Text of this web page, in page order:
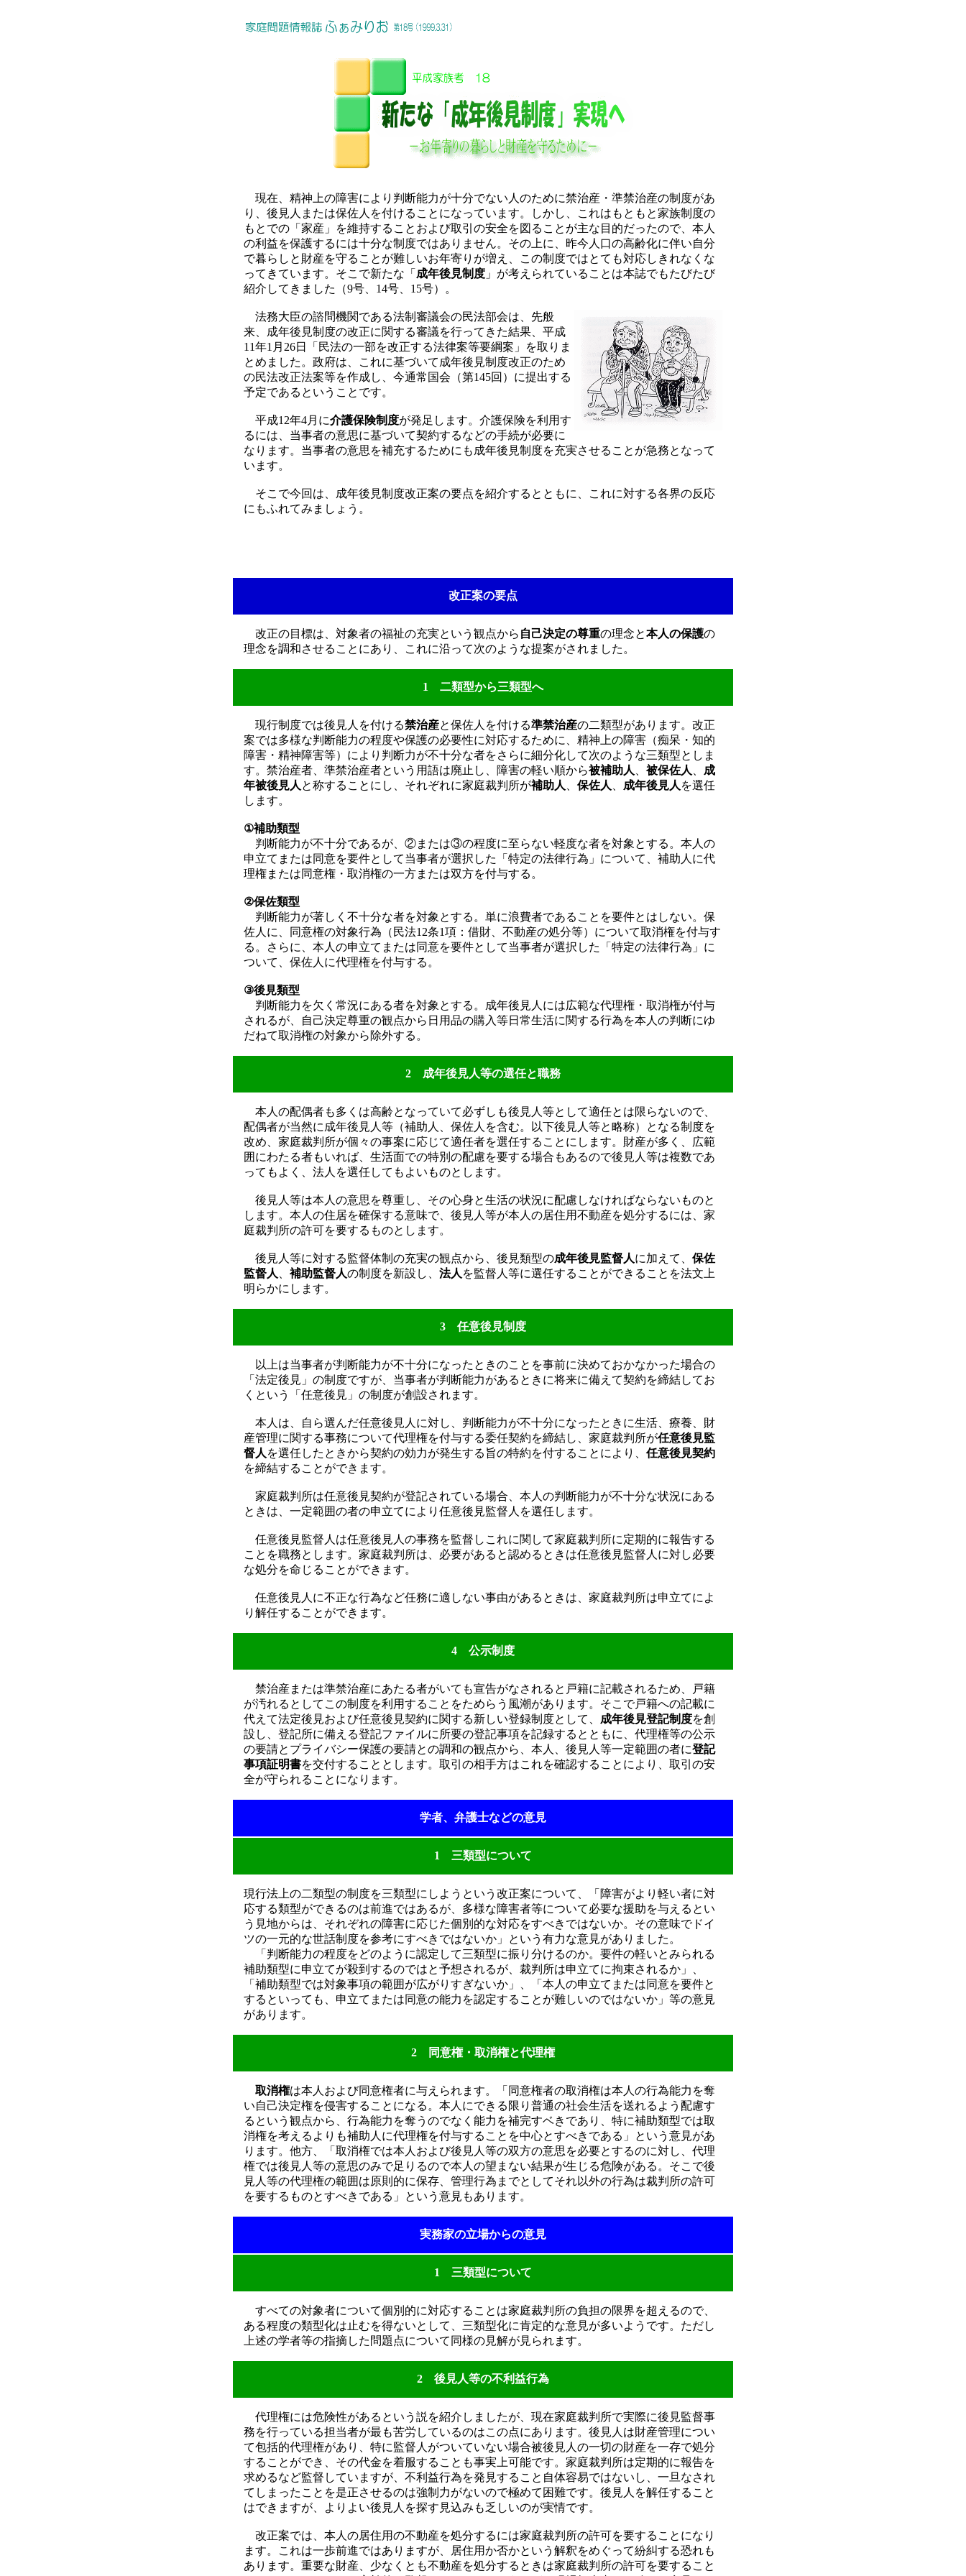
現在、精神上の障害により判断能力が十分でない人のために禁治産・準禁治産の制度があ
り、後見人または保佐人を付けることになっています。しかし、これはもともと家族制度の
もとでの「家産」を維持することおよび取引の安全を図ることが主な目的だったので、本人
の利益を保護するには十分な制度ではありません。その上に、昨今人口の高齢化に伴い自分
で暮らしと財産を守ることが難しいお年寄りが増え、この制度ではとても対応しきれなくな
ってきています。そこで新たな「 成年後見制度 」が考えられていることは本誌でもたびたび
紹介してきました（9号、14号、15号）。
法務大臣の諮問機関である法制審議会の民法部会は、先般
来、成年後見制度の改正に関する審議を行ってきた結果、平成
11年1月26日「民法の一部を改正する法律案等要綱案」を取りま
とめました。政府は、これに基づいて成年後見制度改正のため
の民法改正法案等を作成し、今通常国会（第145回）に提出する
予定であるということです。
平成12年4月に介護保険制度が発足します。介護保険を利用す
るには、当事者の意思に基づいて契約するなどの手続が必要に
なります。当事者の意思を補充するためにも成年後見制度を充実させることが急務となって
います。
そこで今回は、成年後見制度改正案の要点を紹介するとともに、これに対する各界の反応
にもふれてみましょう。
改正案の要点
改正の目標は、対象者の福祉の充実という観点から 自己決定の尊重の理念と本人の保護の
理念を調和させることにあり、これに沿って次のような提案がされました。
1 二類型から三類型へ
現行制度では後見人を付ける禁治産と保佐人を付ける準禁治産の二類型があります。改正
案では多様な判断能力の程度や保護の必要性に対応するために、精神上の障害（痴呆・知的
障害・精神障害等）により判断力が不十分な者をさらに細分化して次のような三類型としま
す。禁治産者、準禁治産者という用語は廃止し、障害の軽い順から被補助人 被保佐人
成
年被後見人 と称することにし、それぞれに家庭裁判所が補助人 保佐人 成年後見人 を選任
します。
①補助類型
判断能力が不十分であるが、②または③の程度に至らない軽度な者を対象とする。本人の
申立てまたは同意を要件として当事者が選択した「特定の法律行為」について、補助人に代
理権または同意権・取消権の一方または双方を付与する。
②保佐類型
判断能力が著しく不十分な者を対象とする。単に浪費者であることを要件とはしない。保
佐人に、同意権の対象行為（民法12条1項：借財、不動産の処分等）について取消権を付与す
る。さらに、本人の申立てまたは同意を要件として当事者が選択した「特定の法律行為」に
ついて、保佐人に代理権を付与する。
③後見類型
判断能力を欠く常況にある者を対象とする。成年後見人には広範な代理権・取消権が付与
されるが、自己決定尊重の観点から日用品の購入等日常生活に関する行為を本人の判断にゆ
だねて取消権の対象から除外する。
2 成年後見人等の選任と職務
本人の配偶者も多くは高齢となっていて必ずしも後見人等として適任とは限らないので、
配偶者が当然に成年後見人等（補助人、保佐人を含む。以下後見人等と略称）となる制度を
改め、家庭裁判所が個々の事案に応じて適任者を選任することにします。財産が多く、広範
囲にわたる者もいれば、生活面での特別の配慮を要する場合もあるので後見人等は複数であ
ってもよく、法人を選任してもよいものとします。
後見人等は本人の意思を尊重し、その心身と生活の状況に配慮しなければならないものと
します。本人の住居を確保する意味で、後見人等が本人の居住用不動産を処分するには、家
庭裁判所の許可を要するものとします。
後見人等に対する監督体制の充実の観点から、後見類型の成年後見監督人に加えて、 保佐
監督人
補助監督人の制度を新設し、 法人 を監督人等に選任することができることを法文上
明らかにします。
3 任意後見制度
以上は当事者が判断能力が不十分になったときのことを事前に決めておかなかった場合の
「法定後見」の制度ですが、当事者が判断能力があるときに将来に備えて契約を締結してお
くという「任意後見」の制度が創設されます。
本人は、自ら選んだ任意後見人に対し、判断能力が不十分になったときに生活、療養、財
産管理に関する事務について代理権を付与する委任契約を締結し、家庭裁判所が任意後見監
督人 を選任したときから契約の効力が発生する旨の特約を付することにより、 任意後見契約
を締結することができます。
家庭裁判所は任意後見契約が登記されている場合、本人の判断能力が不十分な状況にある
ときは、一定範囲の者の申立てにより任意後見監督人を選任します。
任意後見監督人は任意後見人の事務を監督しこれに関して家庭裁判所に定期的に報告する
ことを職務とします。家庭裁判所は、必要があると認めるときは任意後見監督人に対し必要
な処分を命じることができます。
任意後見人に不正な行為など任務に適しない事由があるときは、家庭裁判所は申立てによ
り解任することができます。
4 公示制度
禁治産または準禁治産にあたる者がいても宣告がなされると戸籍に記載されるため、戸籍
が汚れるとしてこの制度を利用することをためらう風潮があります。そこで戸籍への記載に
代えて法定後見および任意後見契約に関する新しい登録制度として、 成年後見登記制度を創
設し、登記所に備える登記ファイルに所要の登記事項を記録するとともに、代理権等の公示
の要請とプライバシー保護の要請との調和の観点から、本人、後見人等一定範囲の者に登記
事項証明書を交付することとします。取引の相手方はこれを確認することにより、取引の安
全が守られることになります。
学者、弁護士などの意見
1 三類型について
現行法上の二類型の制度を三類型にしようという改正案について、「障害がより軽い者に対
応する類型ができるのは前進ではあるが、多様な障害者等について必要な援助を与えるとい
う見地からは、それぞれの障害に応じた個別的な対応をすべきではないか。その意味でドイ
ツの一元的な世話制度を参考にすべきではないか」という有力な意見がありました。
「判断能力の程度をどのように認定して三類型に振り分けるのか。要件の軽いとみられる
補助類型に申立てが殺到するのではと予想されるが、裁判所は申立てに拘束されるか」、
「補助類型では対象事項の範囲が広がりすぎないか」、「本人の申立てまたは同意を要件と
するといっても、申立てまたは同意の能力を認定することが難しいのではないか」等の意見
があります。
2 同意権・取消権と代理権
取消権は本人および同意権者に与えられます。「同意権者の取消権は本人の行為能力を奪
い自己決定権を侵害することになる。本人にできる限り普通の社会生活を送れるよう配慮す
るという観点から、行為能力を奪うのでなく能力を補完すベきであり、特に補助類型では取
消権を考えるよりも補助人に代理権を付与することを中心とすべきである」という意見があ
ります。他方、「取消権では本人および後見人等の双方の意思を必要とするのに対し、代理
権では後見人等の意思のみで足りるので本人の望まない結果が生じる危険がある。そこで後
見人等の代理権の範囲は原則的に保存、管理行為までとしてそれ以外の行為は裁判所の許可
を要するものとすべきである」という意見もあります。
実務家の立場からの意見
1 三類型について
すべての対象者について個別的に対応することは家庭裁判所の負担の限界を超えるので、
ある程度の類型化は止むを得ないとして、三類型化に肯定的な意見が多いようです。ただし
上述の学者等の指摘した問題点について同様の見解が見られます。
2 後見人等の不利益行為
代理権には危険性があるという説を紹介しましたが、現在家庭裁判所で実際に後見監督事
務を行っている担当者が最も苦労しているのはこの点にあります。後見人は財産管理につい
て包括的代理権があり、特に監督人がついていない場合被後見人の一切の財産を一存で処分
することができ、その代金を着服することも事実上可能です。家庭裁判所は定期的に報告を
求めるなど監督していますが、不利益行為を発見すること自体容易ではないし、一旦なされ
てしまったことを是正させるのは強制力がないので極めて困難です。後見人を解任すること
はできますが、よりよい後見人を探す見込みも乏しいのが実情です。
改正案では、本人の居住用の不動産を処分するには家庭裁判所の許可を要することになり
ます。これは一歩前進ではありますが、居住用か否かという解釈をめぐって紛糾する恐れも
あります。重要な財産、少なくとも不動産を処分するときは家庭裁判所の許可を要すること